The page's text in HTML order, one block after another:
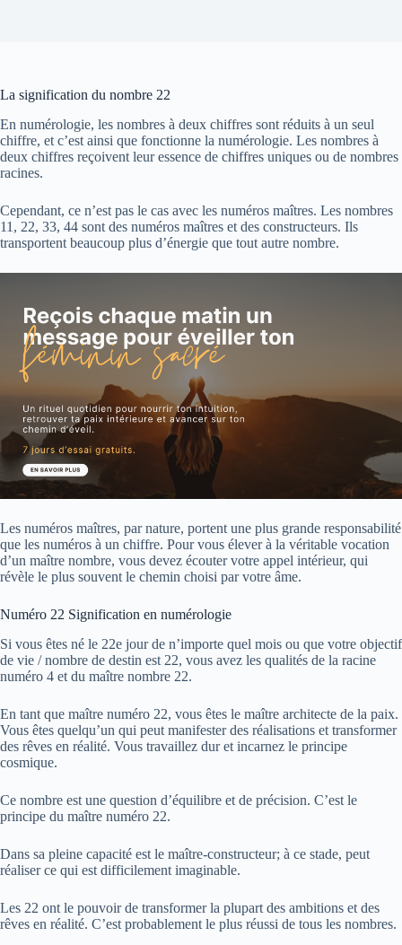
La signification du nombre 22
En numérologie, les nombres à deux chiffres sont réduits à un seul
chiffre, et c’est ainsi que fonctionne la numérologie. Les nombres à
deux chiffres reçoivent leur essence de chiffres uniques ou de nombres
racines.
Cependant, ce n’est pas le cas avec les numéros maîtres. Les nombres
11, 22, 33, 44 sont des numéros maîtres et des constructeurs. Ils
transportent beaucoup plus d’énergie que tout autre nombre.
Les numéros maîtres, par nature, portent une plus grande responsabilité
que les numéros à un chiffre. Pour vous élever à la véritable vocation
d’un maître nombre, vous devez écouter votre appel intérieur, qui
révèle le plus souvent le chemin choisi par votre âme.
Numéro 22 Signification en numérologie
Si vous êtes né le 22e jour de n’importe quel mois ou que votre objectif
de vie / nombre de destin est 22, vous avez les qualités de la racine
numéro 4 et du maître nombre 22.
En tant que maître numéro 22, vous êtes le maître architecte de la paix.
Vous êtes quelqu’un qui peut manifester des réalisations et transformer
des rêves en réalité. Vous travaillez dur et incarnez le principe
cosmique.
Ce nombre est une question d’équilibre et de précision. C’est le
principe du maître numéro 22.
Dans sa pleine capacité est le maître-constructeur; à ce stade, peut
réaliser ce qui est difficilement imaginable.
Les 22 ont le pouvoir de transformer la plupart des ambitions et des
rêves en réalité. C’est probablement le plus réussi de tous les nombres.